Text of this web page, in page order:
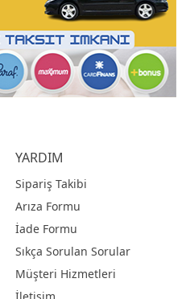
YARDIM
Sipariş Takibi
Arıza Formu
İade Formu
Sıkça Sorulan Sorular
Müşteri Hizmetleri